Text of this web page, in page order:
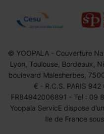
© YOOPALA - Couverture
Lyon, Toulouse, Bordeaux,
boulevard Malesherbes,
€ - R.C.S. PARIS
FR84942006891 - Tel : 09
Yoopala ServicE dispose
Ile de France